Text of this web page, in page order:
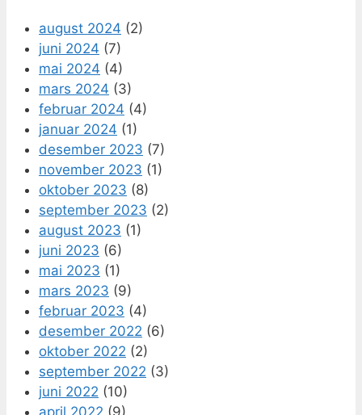
august 2024 (2)
juni 2024 (7)
mai 2024 (4)
mars 2024 (3)
februar 2024 (4)
januar 2024 (1)
desember 2023 (7)
november 2023 (1)
oktober 2023 (8)
september 2023 (2)
august 2023 (1)
juni 2023 (6)
mai 2023 (1)
mars 2023 (9)
februar 2023 (4)
desember 2022 (6)
oktober 2022 (2)
september 2022 (3)
juni 2022 (10)